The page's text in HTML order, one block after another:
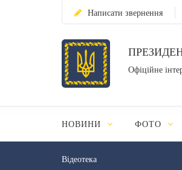
Написати звернення
Офіційне
НОВИНИ ФОТО
Відеотека